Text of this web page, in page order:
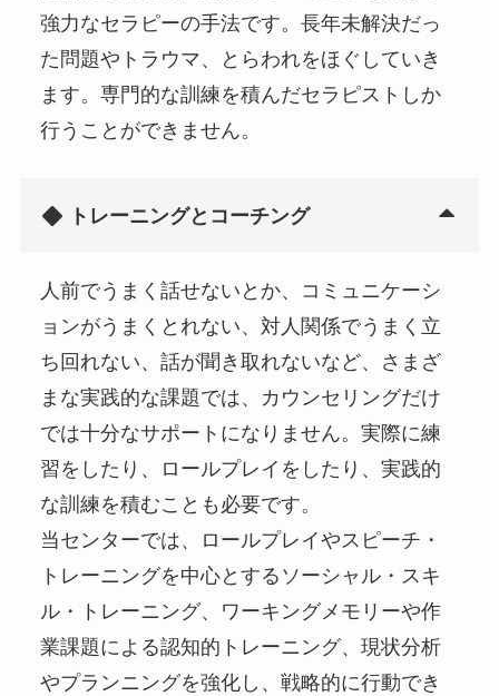
強力なセラピーの手法です。長年未解決だっ
た問題やトラウマ、とらわれをほぐしていき
ます。専門的な訓練を積んだセラピストしか
行うことができません。
トレーニングとコーチング
人前でうまく話せないとか、コミュニケーシ
ョンがうまくとれない、対人関係でうまく立
ち回れない、話が聞き取れないなど、さまざ
まな実践的な課題では、カウンセリングだけ
では十分なサポートになりません。実際に練
習をしたり、ロールプレイをしたり、実践的
な訓練を積むことも必要です。
当センターでは、ロールプレイやスピーチ・
トレーニングを中心とするソーシャル・スキ
ル・トレーニング、ワーキングメモリーや作
業課題による認知的トレーニング、現状分析
やプランニングを強化し、戦略的に行動でき